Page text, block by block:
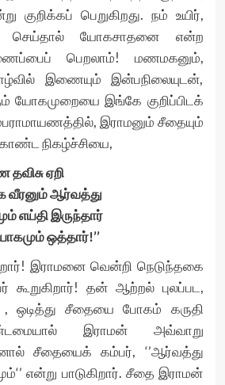
குறிக்கப் பெறுகிறது. நம் உயிர்,
செய்தால் யோகசாதனை என்ற
பெறலாம்! மணமகனும்,
இணையும் இன்பநிலையுடன்,
இங்கே குறிப்பிடக்
இராமனும் சீதையும்
கொண்ட நிகழ்ச்சியை,
ஏறி
வீரனும் ஆர்வத்து
எய்தி இருந்தார்
ஒத்தார்!’’
இராமனை வென்றி நெடுந்தகை
கூறுகிறார்! தன் ஆற்றல் புலப்பட,
ஒடித்து சீதையை போகம் கருதி
இராமன் அவ்வாறு
சீதையைக் கம்பர், ‘’ஆர்வத்து
என்று பாடுகிறார். சீதை இராமன்